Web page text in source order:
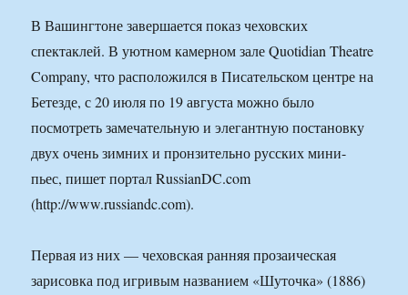
В Вашингтоне завершается показ чеховских
спектаклей. В уютном камерном зале Quotidian Theatre
Company, что расположился в Писательском центре на
Бетезде, с 20 июля по 19 августа можно было
посмотреть замечательную и элегантную постановку
двух очень зимних и пронзительно русских мини-
пьес, пишет портал RussianDC.com
(http://www.russiandc.com).
Первая из них — чеховская ранняя прозаическая
зарисовка под игривым названием «Шуточка» (1886)